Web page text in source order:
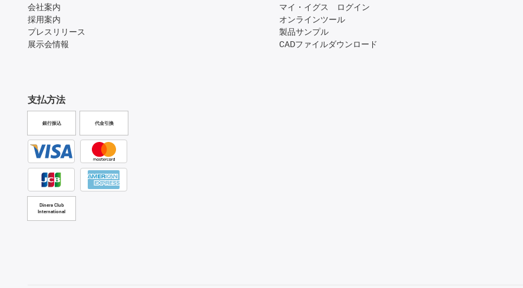
会社案内
採用案内
プレスリリース
展示会情報
支払方法
銀行振込 代金引換
Diners Club
International
マイ・イグス ログイン
オンラインツール
製品サンプル
CADファイルダウンロード